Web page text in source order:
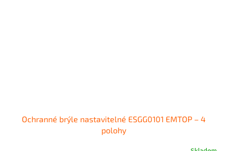
Ochranné brýle nastavitelné ESGG0101 EMTOP – 4
polohy